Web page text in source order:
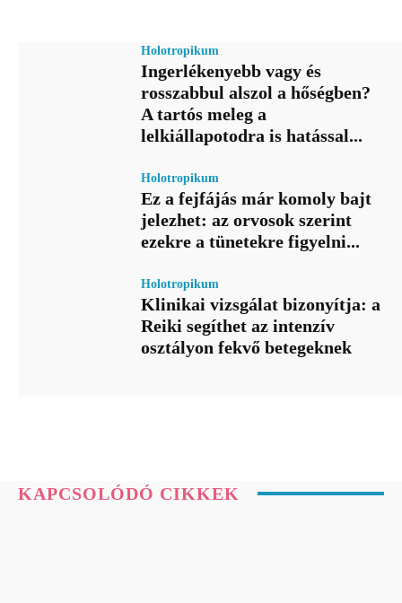
Holotropikum
Ingerlékenyebb vagy és
rosszabbul alszol a hőségben?
A tartós meleg a
lelkiállapotodra is hatással...
Holotropikum
Ez a fejfájás már komoly bajt
jelezhet: az orvosok szerint
ezekre a tünetekre figyelni...
Holotropikum
Klinikai vizsgálat bizonyítja: a
Reiki segíthet az intenzív
osztályon fekvő betegeknek
KAPCSOLÓDÓ CIKKEK